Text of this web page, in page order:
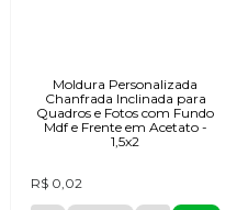
Moldura Personalizada
Chanfrada Inclinada para
Quadros e Fotos com Fundo
Mdf e Frente em Acetato -
1,5x2
R$ 0,02